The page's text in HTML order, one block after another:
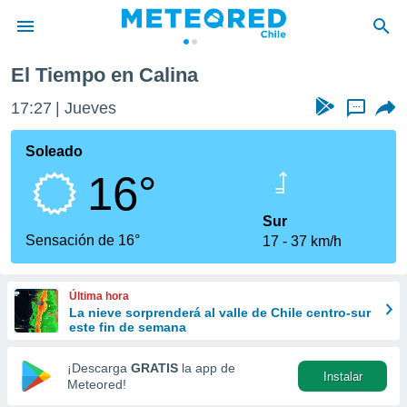
de
por
que se
calidad.
a este
las
y
forma
digital
basada
El Tiempo en Calina
17:27 Jueves ...
Soleado
16°
Sensación de 16°
Sur
17
37 km/h
Última hora
La nieve sorprenderá al valle de Chile centro-sur
este fin de semana
¡Descarga GRATIS la app de
Meteored!
Instalar